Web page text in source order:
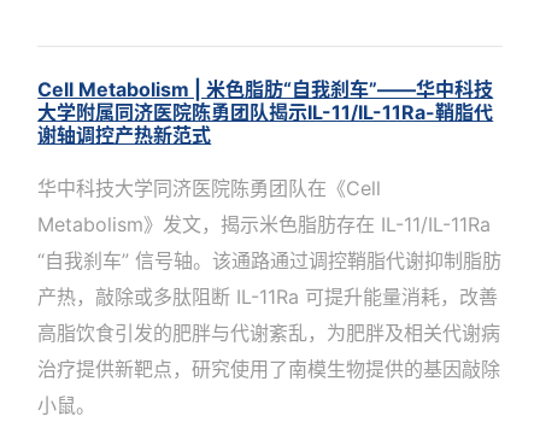
Cell Metabolism | 米色脂肪“自我刹车”——华中科技
大学附属同济医院陈勇团队揭示IL-11/IL-11Ra-鞘脂代
谢轴调控产热新范式
华中科技大学同济医院陈勇团队在《Cell
Metabolism》发文，揭示米色脂肪存在 IL-11/IL-11Ra
“自我刹车” 信号轴。该通路通过调控鞘脂代谢抑制脂肪
产热，敲除或多肽阻断 IL-11Ra 可提升能量消耗，改善
高脂饮食引发的肥胖与代谢紊乱，为肥胖及相关代谢病
治疗提供新靶点，研究使用了南模生物提供的基因敲除
小鼠。